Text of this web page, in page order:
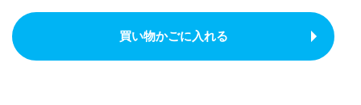
買い物かごに入れる